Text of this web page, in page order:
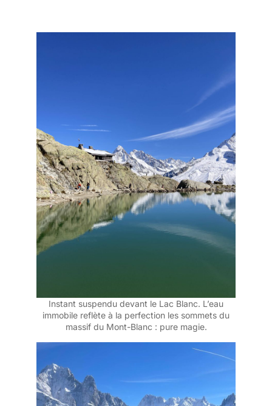
Instant suspendu devant le Lac Blanc. L’eau
immobile reflète à la perfection les sommets du
massif du Mont-Blanc : pure magie.